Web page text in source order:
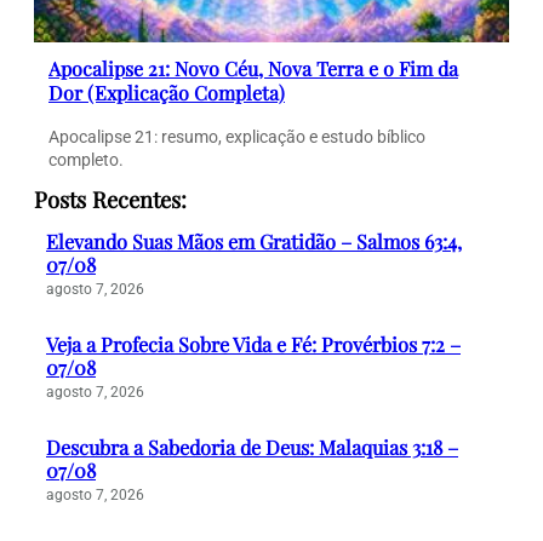
Apocalipse 21: Novo Céu, Nova Terra e o Fim da
Dor (Explicação Completa)
Apocalipse 21: resumo, explicação e estudo bíblico
completo.
Posts Recentes:
Elevando Suas Mãos em Gratidão – Salmos 63:4,
07/08
agosto 7, 2026
Veja a Profecia Sobre Vida e Fé: Provérbios 7:2 –
07/08
agosto 7, 2026
Descubra a Sabedoria de Deus: Malaquias 3:18 –
07/08
agosto 7, 2026